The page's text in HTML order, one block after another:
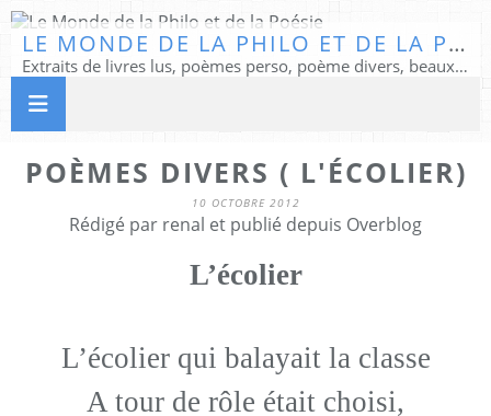
LE MONDE DE LA PHILO ET DE LA POÉSIE
Extraits de livres lus, poèmes perso, poème divers, beaux textes...
POÈMES DIVERS ( L'ÉCOLIER)
10 OCTOBRE 2012
Rédigé par renal et publié depuis Overblog
L’écolier
L’écolier qui balayait la classe
A tour de rôle était choisi,